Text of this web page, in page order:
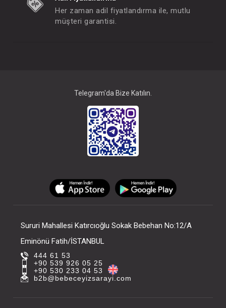
Her zaman adil fiyatlandırma ile, mutlu
müşteri garantisi.
Telegram'da Bize Katılın.
Sururi Mahallesi Katırcıoğlu Sokak Bebehan No:12/A
Eminönü Fatih/İSTANBUL
444 61 53
+90 539 926 05 25
+90 530 233 04 53
b2b@bebeceyizsarayi.com